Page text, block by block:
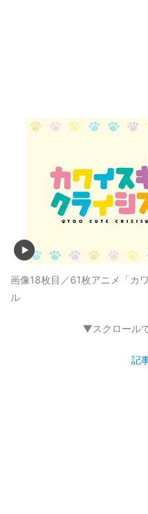
画像18枚目／61枚アニメ「カ
ル
▼スクロール
記